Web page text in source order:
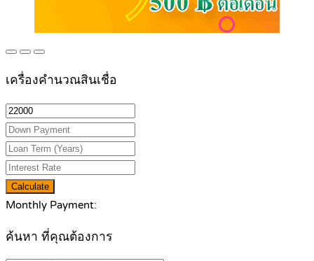
เครื่องคำนวณสินเชื่อ
Calculate
Monthly Payment:
ค้นหา ที่คุณต้องการ